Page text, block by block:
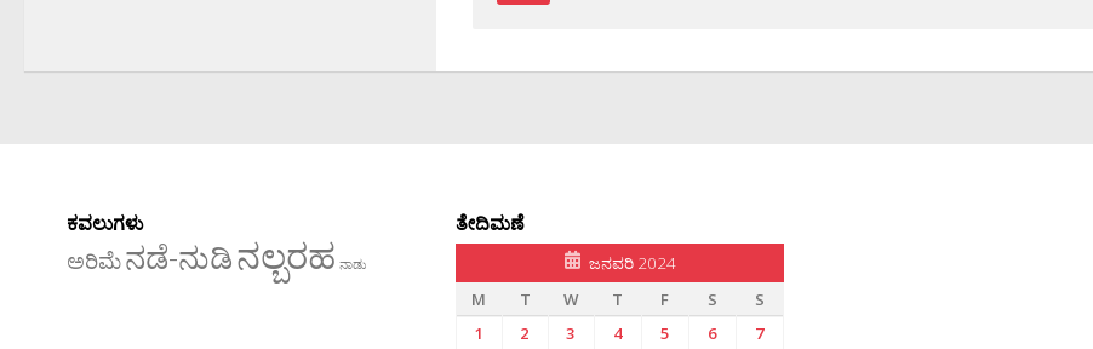
ಕವಲುಗಳು
ಅರಿಮೆನಡೆ-ನುಡಿನಲ್ಬರಹ ನಾಡು
ತೇದಿಮಣೆ
ಜನವರಿ 2024
M
T W T F S
S
1
2 3 4 5 6 7